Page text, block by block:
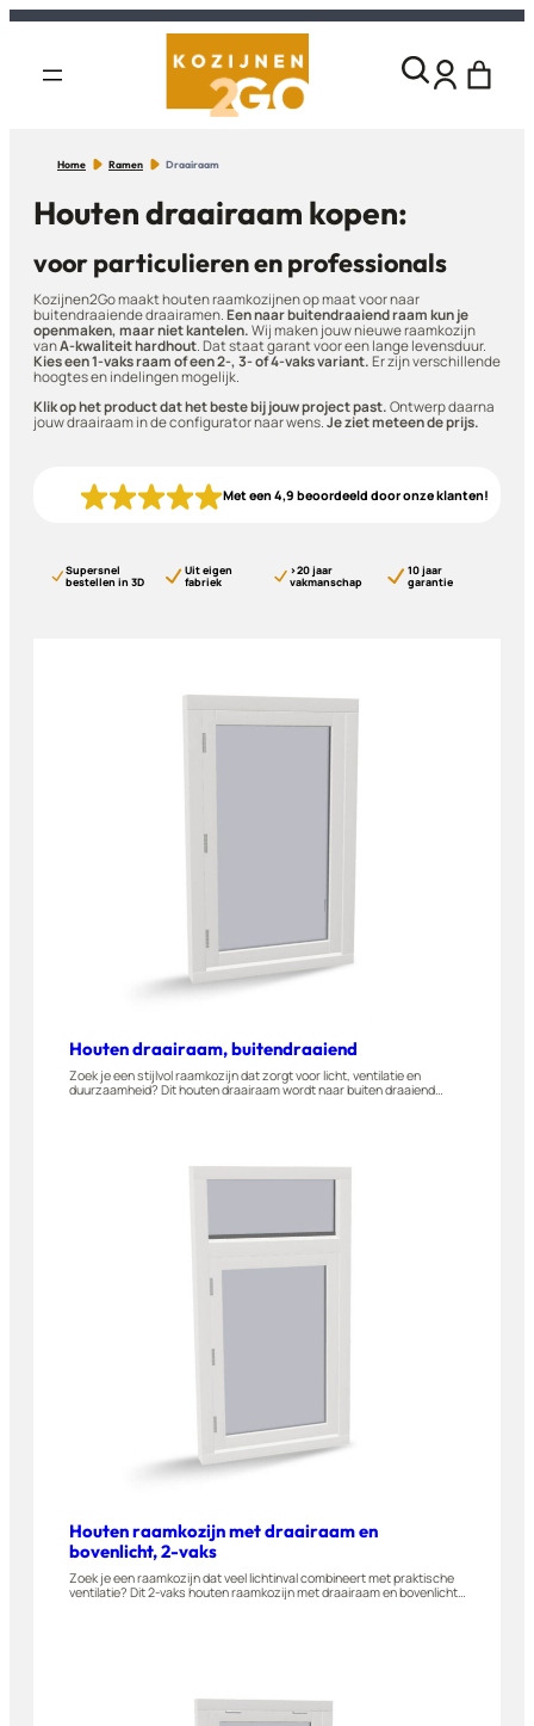
Home Ramen Draairaam
Houten draairaam kopen:
voor particulieren en professionals
Kozijnen2Go maakt houten raamkozijnen op maat voor naar
buitendraaiende draairamen.Een naar buitendraaiend raam kun je
openmaken, maar niet kantelen.Wij maken jouw nieuwe raamkozijn
vanA-kwaliteit hardhout. Dat staat garant voor een lange levensduur.
Kies een 1-vaks raam of een 2-, 3- of 4-vaks variant.Er zijn verschillende
hoogtes en indelingen mogelijk.
Klik op het product dat het beste bij jouw project past.Ontwerp daarna
jouw draairaam in de configurator naar wens.Je ziet meteen de prijs.
Met een 4,9 beoordeeld door onze klanten!
Supersnel
bestellen in 3D
Uit eigen
fabriek
>20 jaar
vakmanschap
10 jaar
garantie
Houten draairaam, buitendraaiend
Zoek je een stijlvol raamkozijn dat zorgt voor licht, ventilatie en
duurzaamheid? Dit houten draairaam wordt naar buiten draaiend
Houten raamkozijn met draairaam en
bovenlicht, 2-vaks
Zoek je een raamkozijn dat veel lichtinval combineert met praktische
ventilatie? Dit 2-vaks houten raamkozijn met draairaam en bovenlicht